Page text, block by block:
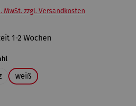
MwSt. zzgl. Versandkosten
1-2 Wochen
auswählen
weiß